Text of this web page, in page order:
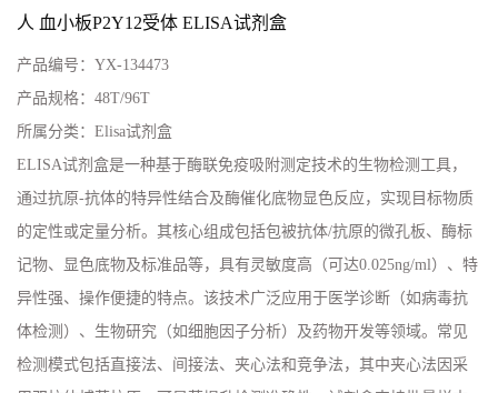
人 血小板P2Y12受体 ELISA试剂盒
产品编号： YX-134473
产品规格： 48T/96T
所属分类： Elisa试剂盒
ELISA试剂盒是一种基于酶联免疫吸附测定技术的生物检测工具，
通过抗原-抗体的特异性结合及酶催化底物显色反应，实现目标物质
的定性或定量分析。其核心组成包括包被抗体/抗原的微孔板、酶标
记物、显色底物及标准品等，具有灵敏度高（可达0.025ng/ml）、特
异性强、操作便捷的特点。该技术广泛应用于医学诊断（如病毒抗
体检测）、生物研究（如细胞因子分析）及药物开发等领域。常见
检测模式包括直接法、间接法、夹心法和竞争法，其中夹心法因采